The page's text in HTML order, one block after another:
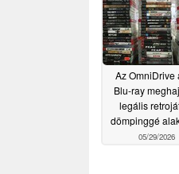
Az OmniDrive
Blu-ray
legális
dömpinggé
05/29/2026